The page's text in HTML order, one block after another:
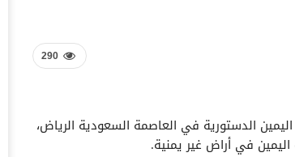
290
الدستورية في العاصمة السعودية الرياض،
في أراض غير يمنية.